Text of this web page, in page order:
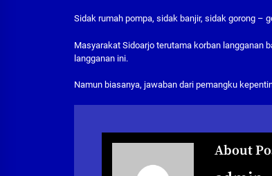
Sidak rumah pompa, sidak banjir, sidak gorong –
Masyarakat Sidoarjo terutama korban langganan
langganan ini.
Namun biasanya, jawaban dari pemangku
About